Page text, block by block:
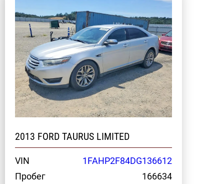
2013 FORD TAURUS LIMITED
VIN
1FAHP2F84DG136612
Пробег
166634